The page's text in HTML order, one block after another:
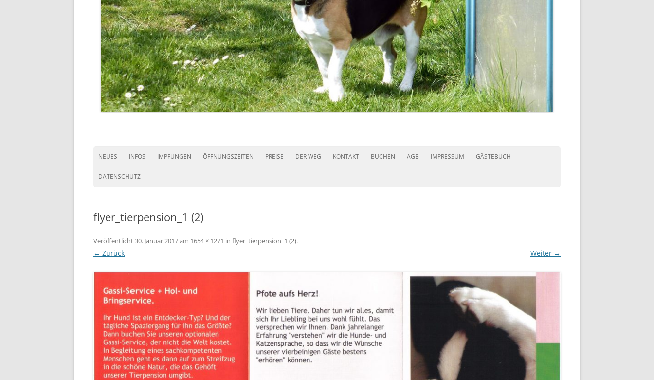
Inhalt
NEUES INFOS IMPFUNGEN ÖFFNUNGSZEITEN PREISE DER WEG KONTAKT BUCHEN AGB IMPRESSUM GÄSTEBUCH
DATENSCHUTZ
flyer_tierpension_1 (2)
Veröffentlicht30. Januar 2017am 1654 × 1271 in flyer_tierpension_1 (2).
← Zurück Weiter →